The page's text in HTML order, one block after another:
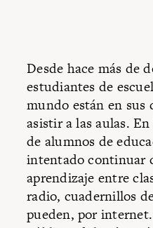
Desde hace más de
estudiantes de
mundo están en sus
asistir a las aulas.
de alumnos de
intentado continuar
aprendizaje entre
radio, cuadernillos
pueden, por internet.